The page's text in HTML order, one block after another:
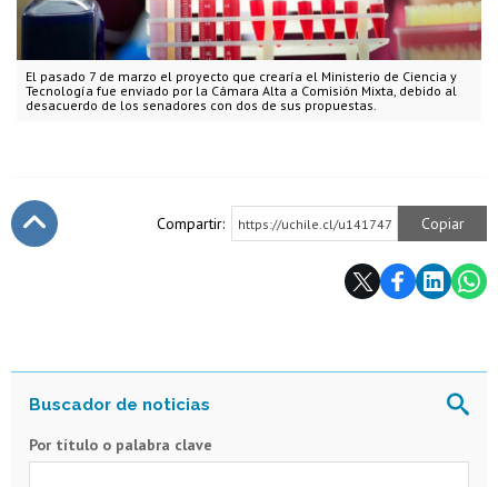
El pasado 7 de marzo el proyecto que crearía el Ministerio de Ciencia y
Tecnología fue enviado por la Cámara Alta a Comisión Mixta, debido al
desacuerdo de los senadores con dos de sus propuestas.
Compartir: https://uchile.cl/u141747 Copiar
Por título o palabra clave